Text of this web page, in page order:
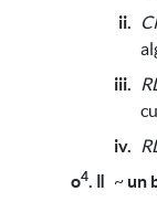
ii.
iii.
iv.
o4. ǁ ~un